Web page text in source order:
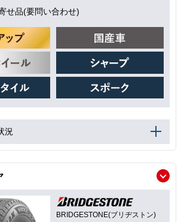
せ品(要問い合わせ)
況
BRIDGESTONE(ブリヂストン)